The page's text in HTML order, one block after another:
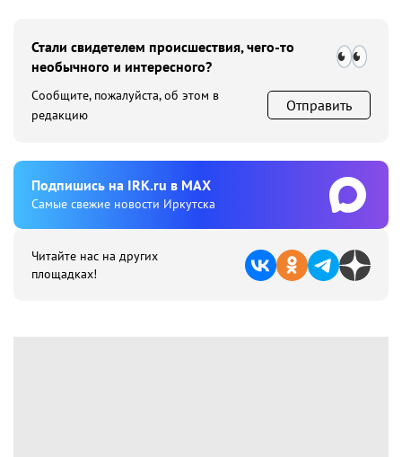
Стали свидетелем происшествия, чего-то
необычного и интересного?
Сообщите, пожалуйста, об этом в
редакцию
Отправить
Подпишиcь на IRK.ru в MAX
Cамые свежие новости Иркутска
Читайте нас на других
площадках!